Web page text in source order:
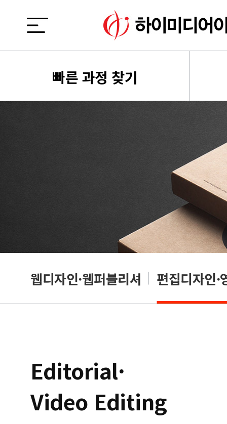
빠른 과정 찾기
웹디자인·웹퍼블리셔 편집디자인·
Editorial·
Video Editing